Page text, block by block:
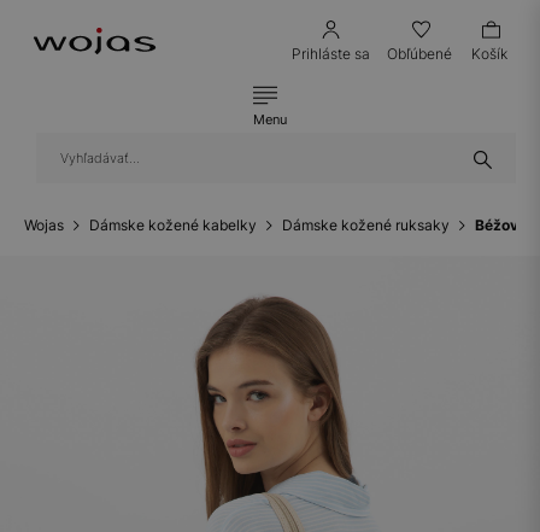
Prihláste sa Obľúbené Košík
Menu
Wojas Dámske kožené kabelky Dámske kožené ruksaky Béžový